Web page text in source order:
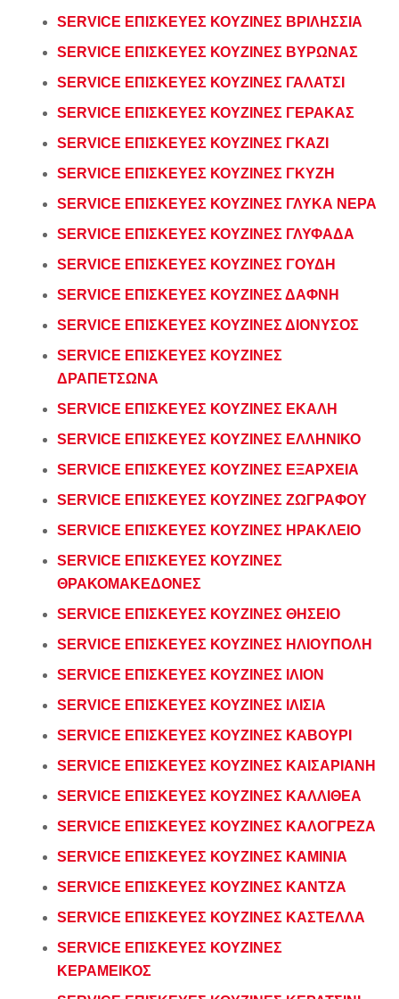
SERVICE ΕΠΙΣΚΕΥΕΣ ΚΟΥΖΙΝΕΣ ΒΡΙΛΗΣΣΙΑ
SERVICE ΕΠΙΣΚΕΥΕΣ ΚΟΥΖΙΝΕΣ ΒΥΡΩΝΑΣ
SERVICE ΕΠΙΣΚΕΥΕΣ ΚΟΥΖΙΝΕΣ ΓΑΛΑΤΣΙ
SERVICE ΕΠΙΣΚΕΥΕΣ ΚΟΥΖΙΝΕΣ ΓΕΡΑΚΑΣ
SERVICE ΕΠΙΣΚΕΥΕΣ ΚΟΥΖΙΝΕΣ ΓΚΑΖΙ
SERVICE ΕΠΙΣΚΕΥΕΣ ΚΟΥΖΙΝΕΣ ΓΚΥΖΗ
SERVICE ΕΠΙΣΚΕΥΕΣ ΚΟΥΖΙΝΕΣ ΓΛΥΚΑ ΝΕΡΑ
SERVICE ΕΠΙΣΚΕΥΕΣ ΚΟΥΖΙΝΕΣ ΓΛΥΦΑΔΑ
SERVICE ΕΠΙΣΚΕΥΕΣ ΚΟΥΖΙΝΕΣ ΓΟΥΔΗ
SERVICE ΕΠΙΣΚΕΥΕΣ ΚΟΥΖΙΝΕΣ ΔΑΦΝΗ
SERVICE ΕΠΙΣΚΕΥΕΣ ΚΟΥΖΙΝΕΣ ΔΙΟΝΥΣΟΣ
SERVICE ΕΠΙΣΚΕΥΕΣ ΚΟΥΖΙΝΕΣ
ΔΡΑΠΕΤΣΩΝΑ
SERVICE ΕΠΙΣΚΕΥΕΣ ΚΟΥΖΙΝΕΣ ΕΚΑΛΗ
SERVICE ΕΠΙΣΚΕΥΕΣ ΚΟΥΖΙΝΕΣ ΕΛΛΗΝΙΚΟ
SERVICE ΕΠΙΣΚΕΥΕΣ ΚΟΥΖΙΝΕΣ ΕΞΑΡΧΕΙΑ
SERVICE ΕΠΙΣΚΕΥΕΣ ΚΟΥΖΙΝΕΣ ΖΩΓΡΑΦΟΥ
SERVICE ΕΠΙΣΚΕΥΕΣ ΚΟΥΖΙΝΕΣ ΗΡΑΚΛΕΙΟ
SERVICE ΕΠΙΣΚΕΥΕΣ ΚΟΥΖΙΝΕΣ
ΘΡΑΚΟΜΑΚΕΔΟΝΕΣ
SERVICE ΕΠΙΣΚΕΥΕΣ ΚΟΥΖΙΝΕΣ ΘΗΣΕΙΟ
SERVICE ΕΠΙΣΚΕΥΕΣ ΚΟΥΖΙΝΕΣ ΗΛΙΟΥΠΟΛΗ
SERVICE ΕΠΙΣΚΕΥΕΣ ΚΟΥΖΙΝΕΣ ΙΛΙΟΝ
SERVICE ΕΠΙΣΚΕΥΕΣ ΚΟΥΖΙΝΕΣ ΙΛΙΣΙΑ
SERVICE ΕΠΙΣΚΕΥΕΣ ΚΟΥΖΙΝΕΣ ΚΑΒΟΥΡΙ
SERVICE ΕΠΙΣΚΕΥΕΣ ΚΟΥΖΙΝΕΣ ΚΑΙΣΑΡΙΑΝΗ
SERVICE ΕΠΙΣΚΕΥΕΣ ΚΟΥΖΙΝΕΣ ΚΑΛΛΙΘΕΑ
SERVICE ΕΠΙΣΚΕΥΕΣ ΚΟΥΖΙΝΕΣ ΚΑΛΟΓΡΕΖΑ
SERVICE ΕΠΙΣΚΕΥΕΣ ΚΟΥΖΙΝΕΣ ΚΑΜΙΝΙΑ
SERVICE ΕΠΙΣΚΕΥΕΣ ΚΟΥΖΙΝΕΣ ΚΑΝΤΖΑ
SERVICE ΕΠΙΣΚΕΥΕΣ ΚΟΥΖΙΝΕΣ ΚΑΣΤΕΛΛΑ
SERVICE ΕΠΙΣΚΕΥΕΣ ΚΟΥΖΙΝΕΣ
ΚΕΡΑΜΕΙΚΟΣ